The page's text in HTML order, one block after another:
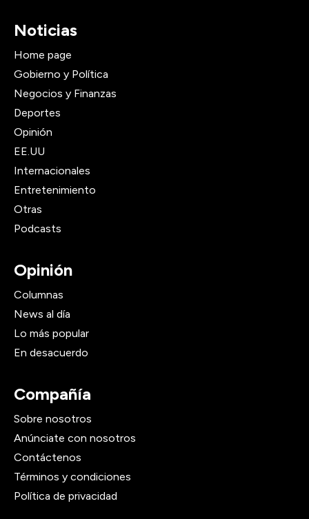
Noticias
Home page
Gobierno y Política
Negocios y Finanzas
Deportes
Opinión
EE.UU
Internacionales
Entretenimiento
Otras
Podcasts
Opinión
Columnas
News al día
Lo más popular
En desacuerdo
Compañía
Sobre nosotros
Anúnciate con nosotros
Contáctenos
Términos y condiciones
Política de privacidad